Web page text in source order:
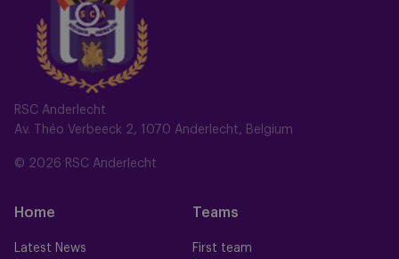
RSC Anderlecht
Av. Théo Verbeeck 2, 1070 Anderlecht, Belgium
© 2026 RSC Anderlecht
Home
Latest News
Teams
First team